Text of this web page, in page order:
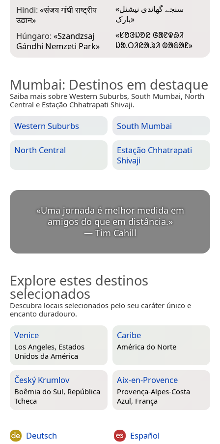
Hindi:«संजय गांधी राष्ट्रीय
उद्यान»
Húngaro:«Szandzsaj
Gándhi Nemzeti Park»
«سنجے گھاندی نیشنل
پارک»
«ᱥᱚᱝᱡᱚᱭ ᱜᱟᱱᱫᱷᱤ
ᱡᱟᱹᱛᱤᱭᱟᱹᱨᱤ ᱵᱟᱜᱟᱱ»
Mumbai: Destinos em destaque
Saiba mais sobre Western Suburbs, South Mumbai, North
Central e Estação Chhatrapati Shivaji.
Western Suburbs South Mumbai
North Central
Estação Chhatrapati
Shivaji
«Uma jornada é melhor medida em
amigos do que em distância. »
— Tim Cahill
Explore estes destinos
selecionados
Descubra locais selecionados pelo seu caráter único e
encanto duradouro.
Venice
Los Angeles, Estados
Unidos da América
Caribe
América do Norte
Český Krumlov
Boêmia do Sul, República
Tcheca
Aix-en-Provence
Provença-Alpes-Costa
Azul, França
Deutsch Español